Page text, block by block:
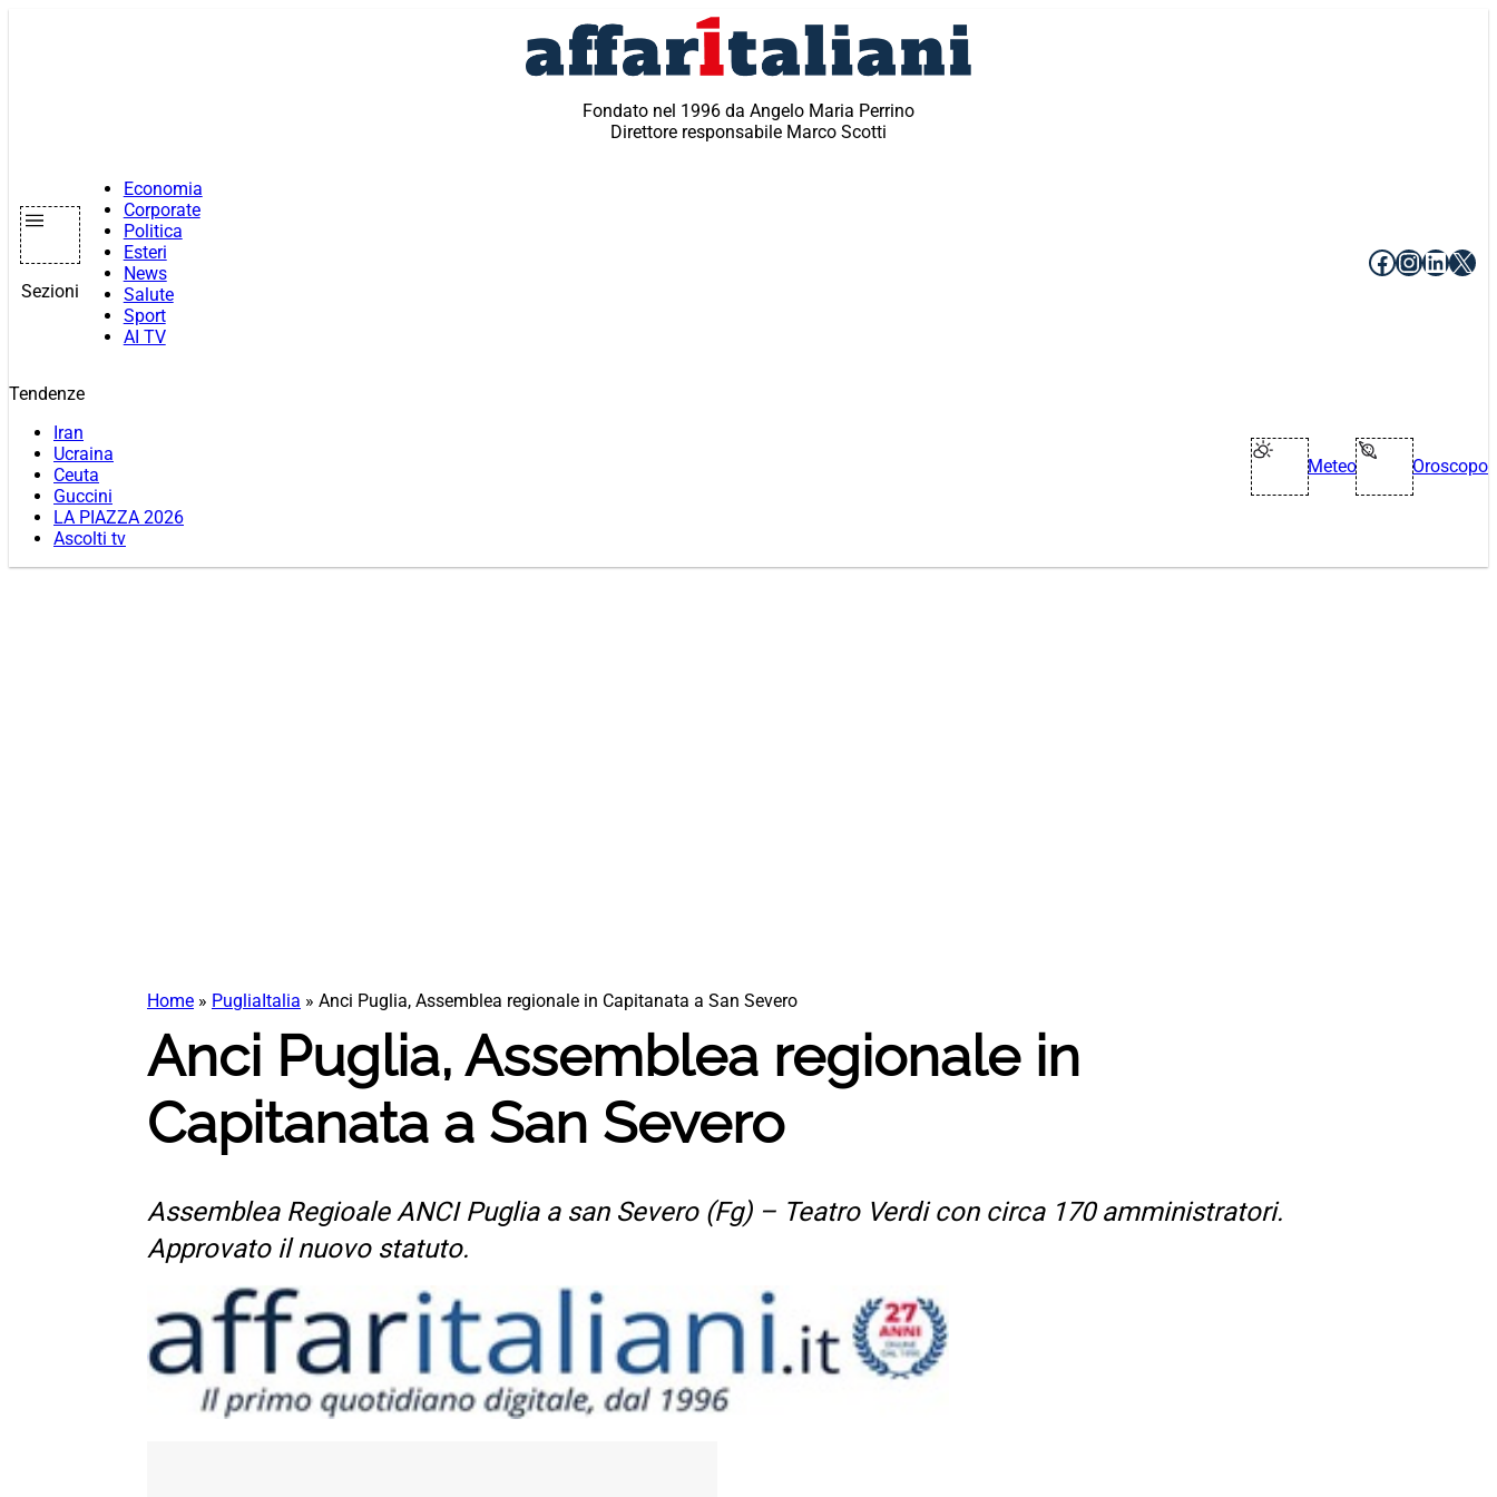
Fondato nel 1996 da Angelo Maria Perrino
Direttore responsabile Marco Scotti
Sezioni
Economia
Corporate
Politica
Esteri
News
Salute
Sport
AI TV
Facebook
X
Tendenze
Iran
Ucraina
Ceuta
Guccini
LA PIAZZA 2026
Ascolti tv
Meteo Oroscopo
Home » PugliaItalia » Anci Puglia, Assemblea regionale in Capitanata a San Severo
Anci Puglia, Assemblea regionale in
Capitanata a San Severo
Assemblea Regioale ANCI Puglia a san Severo (Fg) – Teatro Verdi con circa 170 amministratori.
Approvato il nuovo statuto.